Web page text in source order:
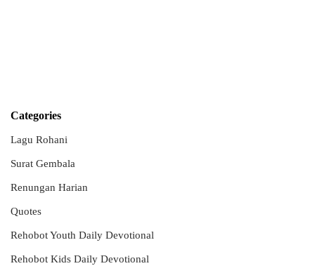
Categories
Lagu Rohani
Surat Gembala
Renungan Harian
Quotes
Rehobot Youth Daily Devotional
Rehobot Kids Daily Devotional